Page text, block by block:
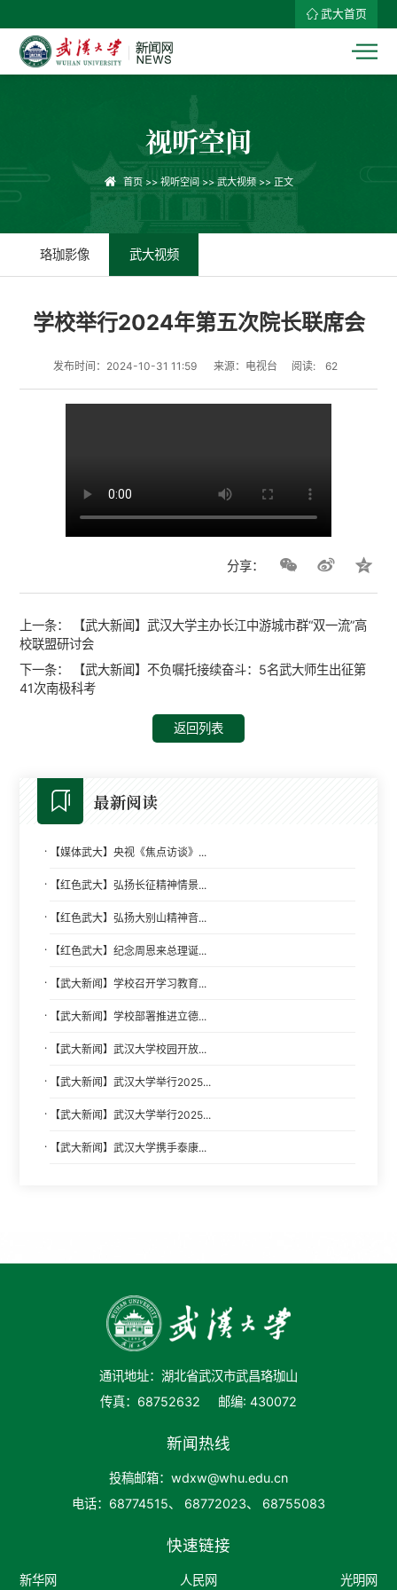
武大首页
视听空间
首页>> 视听空间>> 武大视频>> 正文
珞珈影像 武大视频
学校举行2024年第五次院长联席会
发布时间：2024-10-31 11:59 来源：电视台 阅读: 62
分享：
上一条：
【武大新闻】武汉大学主办长江中游城市群“双一流”高
校联盟研讨会
下一条：
【武大新闻】不负嘱托接续奋斗：5名武大师生出征第
41次南极科考
返回列表
最新阅读
· 【媒体武大】央视《焦点访谈》...
· 【红色武大】弘扬长征精神情景...
· 【红色武大】弘扬大别山精神音...
· 【红色武大】纪念周恩来总理诞...
· 【武大新闻】学校召开学习教育...
· 【武大新闻】学校部署推进立德...
· 【武大新闻】武汉大学校园开放...
· 【武大新闻】武汉大学举行2025...
· 【武大新闻】武汉大学举行2025...
· 【武大新闻】武汉大学携手泰康...
通讯地址：湖北省武汉市武昌珞珈山
传真：68752632
邮编: 430072
新闻热线
投稿邮箱：wdxw@whu.edu.cn
电话：68774515、 68772023、 68755083
快速链接
新华网 人民网 光明网